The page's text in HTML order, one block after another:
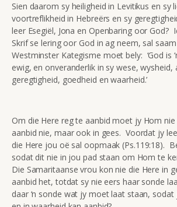
Sien daarom sy heiligheid in Levitikus en sy
voortreflikheid in Hebreërs en sy
leer Esegiël, Jona en Openbaring oor God?
Skrif se lering oor God in ag neem, sal
Westminster Kategisme moet bely: ‘God is
ewig, en onveranderlik in sy wese, wysheid,
geregtigheid, goedheid en waarheid.’
Om die Here reg te aanbid moet jy Hom
aanbid nie, maar ook in gees. Voordat jy
die Here jou oë sal oopmaak (Ps.119:18).
sodat dit nie in jou pad staan om Hom te
Die Samaritaanse vrou kon nie die Here in
aanbid het, totdat sy nie eers haar sonde
daar ‘n sonde wat jy moet laat staan,